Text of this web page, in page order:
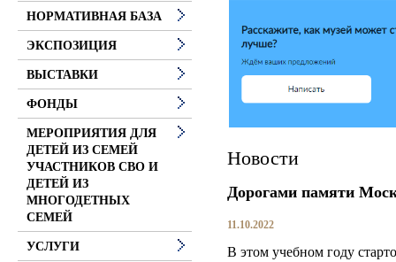
Новости
Дорогами памяти
11.10.2022
В этом учебном году
НОРМАТИВНАЯ БАЗА
ЭКСПОЗИЦИЯ
ВЫСТАВКИ
ФОНДЫ
МЕРОПРИЯТИЯ ДЛЯ
ДЕТЕЙ ИЗ СЕМЕЙ
УЧАСТНИКОВ СВО И
ДЕТЕЙ ИЗ
МНОГОДЕТНЫХ
СЕМЕЙ
УСЛУГИ